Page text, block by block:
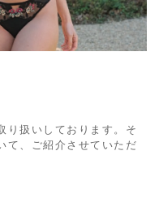
り扱いしております。そ
て、ご紹介させていただ